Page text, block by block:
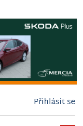
Přihlásit se